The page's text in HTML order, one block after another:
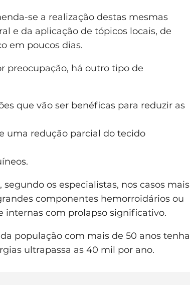
se a realização destas mesmas
e da aplicação de tópicos locais, de
em poucos dias.
preocupação, há outro tipo de
que vão ser benéficas para reduzir as
uma redução parcial do tecido
os especialistas, nos casos mais
componentes hemorroidários ou
internas com prolapso significativo.
população com mais de 50 anos tenha
ultrapassa as 40 mil por ano.